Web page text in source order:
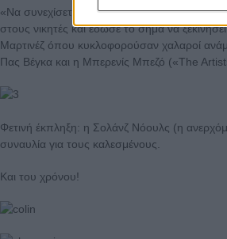
«Να συνεχίσετε έτσι, να κερδίσετε Χρυσούς
στους νικητές και έδωσε το σήμα να
Μαρτινέζ όπου κυκλοφορούσαν χαλαροί
Πας Βέγκα και η Μπερενίς Μπεζό («The
Φετινή έκπληξη: η Σολάνζ Νόουλς (η
συναυλία για τους καλεσμένους.
Και του χρόνου!